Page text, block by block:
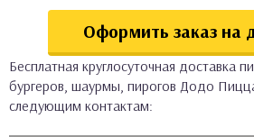
Оформить заказ на
Бесплатная круглосуточная доставка
бургеров, шаурмы, пирогов Додо
следующим контактам: